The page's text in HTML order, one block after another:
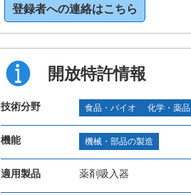
登録者への連絡はこちら
開放特許情報
技術分野 食品・バイオ 化学・薬品
機能 機械・部品の製造
適用製品 薬剤吸入器